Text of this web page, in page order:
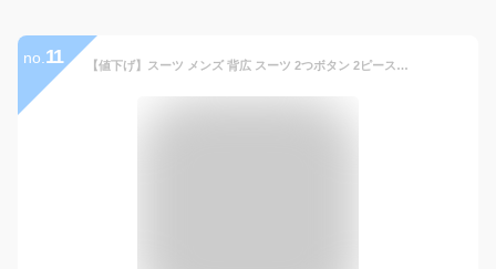
no. 11 【値下げ】スーツ メンズ 背広 スーツ 2つボタン 2ピース ツーパンツ パンツウォッシャブル ワンタック 軽量 ストライプ グレー 春夏 ウール混 ゆったり KANSAIYAMAMOTO カンサイ ファッション スーツのはるやま 父の日 父の日ギフト